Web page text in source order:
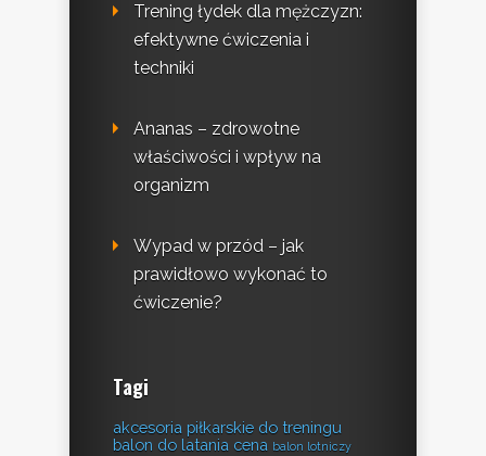
Trening łydek dla mężczyzn:
efektywne ćwiczenia i
techniki
Ananas – zdrowotne
właściwości i wpływ na
organizm
Wypad w przód – jak
prawidłowo wykonać to
ćwiczenie?
Tagi
akcesoria piłkarskie do treningu
balon do latania cena balon lotniczy